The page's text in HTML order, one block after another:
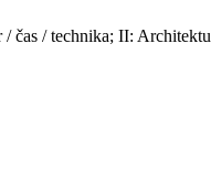
/ čas / technika; II: